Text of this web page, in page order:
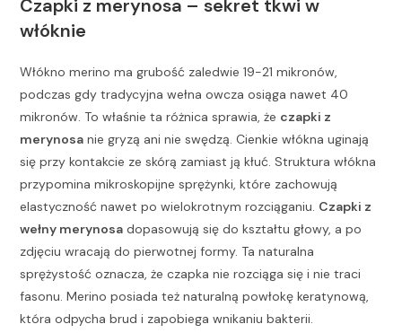
Czapki z merynosa – sekret tkwi w
włóknie
Włókno merino ma grubość zaledwie 19-21 mikronów,
podczas gdy tradycyjna wełna owcza osiąga nawet 40
mikronów. To właśnie ta różnica sprawia, że czapki z
merynosa nie gryzą ani nie swędzą. Cienkie włókna uginają
się przy kontakcie ze skórą zamiast ją kłuć. Struktura włókna
przypomina mikroskopijne sprężynki, które zachowują
elastyczność nawet po wielokrotnym rozciąganiu. Czapki z
wełny merynosa dopasowują się do kształtu głowy, a po
zdjęciu wracają do pierwotnej formy. Ta naturalna
sprężystość oznacza, że czapka nie rozciąga się i nie traci
fasonu. Merino posiada też naturalną powłokę keratynową,
która odpycha brud i zapobiega wnikaniu bakterii.